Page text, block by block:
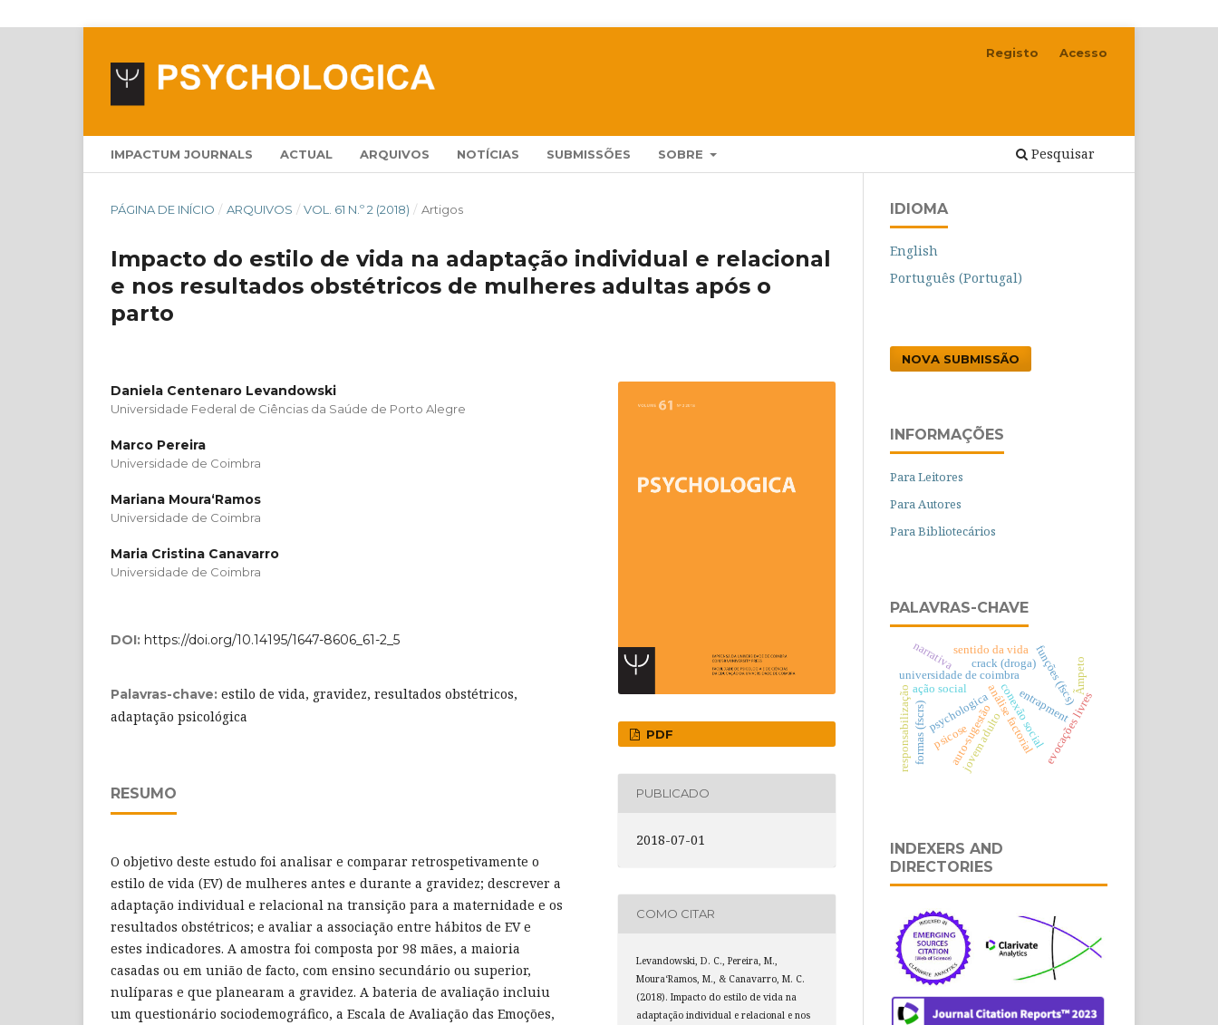
IMPACTUM JOURNALS ACTUAL ARQUIVOS NOTÍCIAS SUBMISSÕES SOBRE Pesquisar
Registo Acesso
PÁGINA DE INÍCIO / ARQUIVOS / VOL. 61 N.º 2 (2018) / Artigos
Impacto do estilo de vida na adaptação individual e relacional
e nos resultados obstétricos de mulheres adultas após o
parto
Daniela Centenaro Levandowski
Universidade Federal de Ciências da Saúde de Porto Alegre
Marco Pereira
Universidade de Coimbra
Mariana Moura­‘Ramos
Universidade de Coimbra
Maria Cristina Canavarro
Universidade de Coimbra
DOI: https://doi.org/10.14195/1647-8606_61-2_5
Palavras-chave: estilo de vida, gravidez, resultados obstétricos,
adaptação psicológica
RESUMO
O objetivo deste estudo foi analisar e comparar retrospetivamente o
estilo de vida (EV) de mulheres antes e durante a gravidez; descrever a
adaptação individual e relacional na transição para a maternidade e os
resultados obstétricos; e avaliar a associação entre hábitos de EV e
estes indicadores. A amostra foi composta por 98 mães, a maioria
casadas ou em união de facto, com ensino secundário ou superior,
nulíparas e que planearam a gravidez. A bateria de avaliação incluiu
um questionário sociodemográfico, a Escala de Avaliação das Emoções,
PDF
PUBLICADO
2018-07-01
COMO CITAR
Levandowski, D. C., Pereira, M.,
Moura­‘Ramos, M., & Canavarro, M. C.
(2018). Impacto do estilo de vida na
adaptação individual e relacional e nos
IDIOMA
English
Português (Portugal)
NOVA SUBMISSÃO
INFORMAÇÕES
Para Leitores
Para Autores
Para Bibliotecários
PALAVRAS-CHAVE
auto-sugestão
ação social
universidade de coimbra
psychologicaanálise factorial
narrativa
entrapment
evocações livres
jovem adulto
crack (droga)
conexão social
funções (fscs)
psicose
sentido da vida
Ãmpeto
formas (fscrs)
responsabilização
INDEXERS AND
DIRECTORIES